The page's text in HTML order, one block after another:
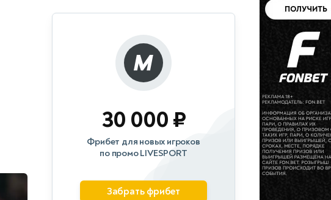
30 000 ₽
Фрибет для новых игроков
по промо LIVESPORT
Забрать фрибет